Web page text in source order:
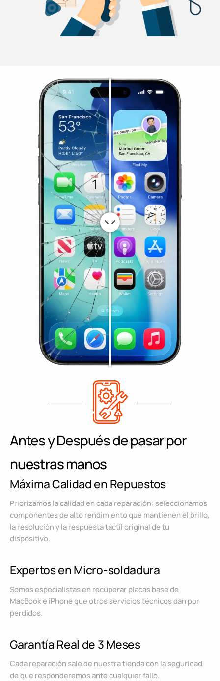
Antes y Después de pasar por
nuestras manos
Máxima Calidad en Repuestos
Priorizamos la calidad en cada reparación: seleccionamos
componentes de alto rendimiento que mantienen el brillo,
la resolución y la respuesta táctil original de tu
dispositivo.
Expertos en Micro-soldadura
Somos especialistas en recuperar placas base de
MacBook e iPhone que otros servicios técnicos dan por
perdidos.
Garantía Real de 3 Meses
Cada reparación sale de nuestra tienda con la seguridad
de que responderemos ante cualquier fallo.